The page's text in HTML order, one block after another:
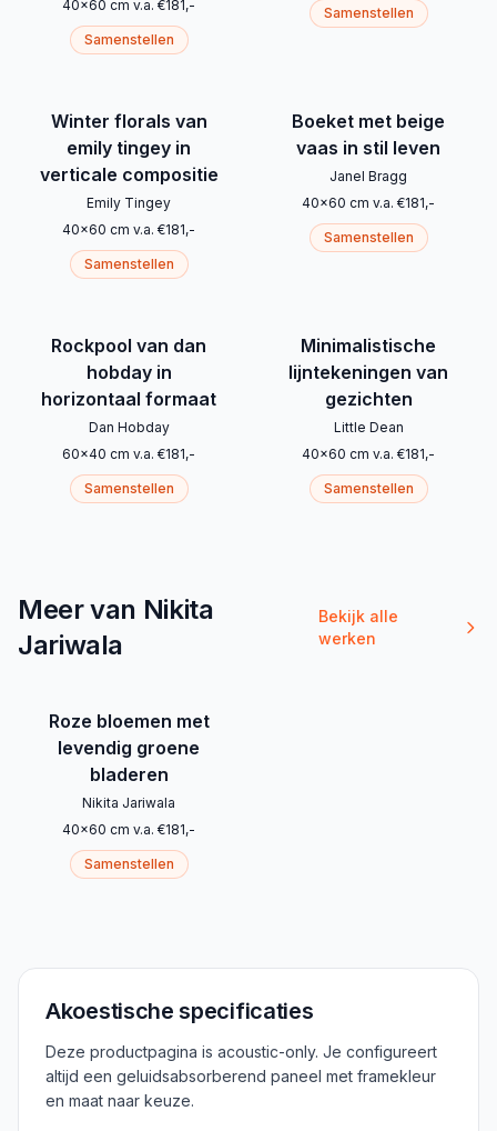
40x60 cm v.a. €181 ,-
Samenstellen
Samenstellen
Winter florals van
emily tingey in
verticale compositie
Emily Tingey
40x60 cm v.a. €181,-
Samenstellen
Boeket met beige
vaas in stil leven
Janel Bragg
40x60 cm v.a. €181,-
Samenstellen
Rockpool van dan
hobday in
horizontaal formaat
Dan Hobday
60x40 cm v.a. €181,-
Samenstellen
Minimalistische
lijntekeningen van
gezichten
Little Dean
40x60 cm v.a. €181,-
Samenstellen
Meer van Nikita
Jariwala
Bekijk alle
werken
Roze bloemen met
levendig groene
bladeren
Nikita Jariwala
40x60 cm v.a. €181,-
Samenstellen
Akoestische specificaties
Deze productpagina is acoustic-only. Je configureert
altijd een geluidsabsorberend paneel met framekleur
en maat naar keuze.